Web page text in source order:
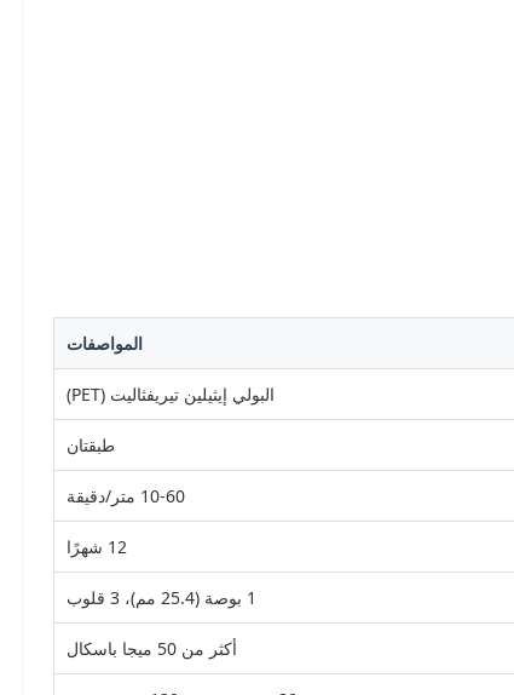
المواصفات
البولي إيثيلين تيريفثاليت (PET)
طبقتان
10-60 متر/دقيقة
12 شهرًا
1 بوصة (25.4 مم)، 3 قلوب
أكثر من 50 ميجا باسكال